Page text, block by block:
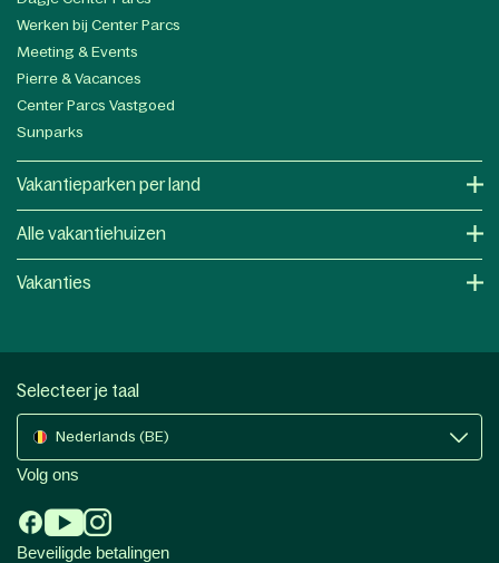
Werken bij Center Parcs
Meeting & Events
Pierre & Vacances
Center Parcs Vastgoed
Sunparks
Vakantieparken per land
Alle vakantiehuizen
Vakanties
Selecteer je taal
Nederlands (BE)
Volg ons
Beveiligde betalingen